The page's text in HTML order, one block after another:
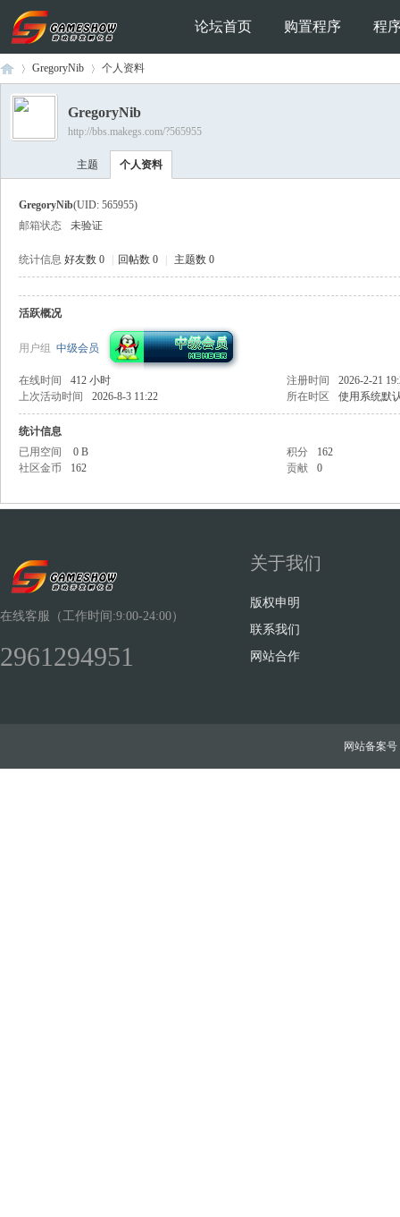
论坛首页 购置程序 程
Sh
›
GregoryNib 个人资料
GregoryNib
http://bbs.makegs.com/?565955
主题 个人资料
GregoryNib(UID: 565955)
邮箱状态
未验证
统计信息 好友数 0 回帖数 0 主题数 0
活跃概况
用户组 中级会员
在线时间 412 小时 注册时间
2026-2-21
上次活动时间
2026-8-3 11:22 所在时区 使用系统默
统计信息
已用空间
0 B 积分
162
社区金币
162 贡献 0
在线客服（工作时间:9:00-24:00）
2961294951
关于我们
版权申明
联系我们
网站合作
网站备案号